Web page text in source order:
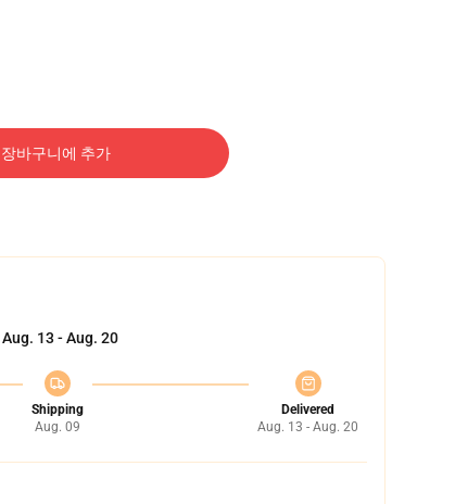
장바구니에 추가
Aug. 13 - Aug. 20
Shipping
Aug. 09
Delivered
Aug. 13 - Aug. 20